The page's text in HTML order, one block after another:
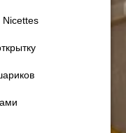
Nicettes